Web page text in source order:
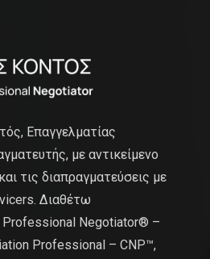
Επαγγελματίας
με αντικείμενο
τις διαπραγματεύσεις με
Διαθέτω
Professional Negotiator® –
Professional – CNP™,